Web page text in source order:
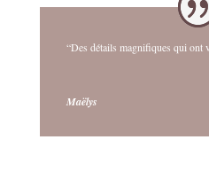
“Des détails magnifiques qui ont
Maëlys